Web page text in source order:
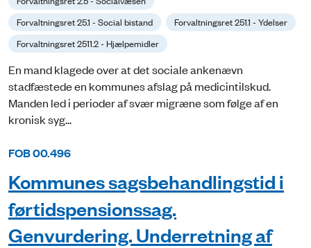
Forvaltningsret 25.1 - Social bistand
Forvaltningsret 251.1 - Ydelser
Forvaltningsret 2511.2 - Hjælpemidler
En mand klagede over at det sociale ankenævn
stadfæstede en kommunes afslag på medicintilskud.
Manden led i perioder af svær migræne som følge af en
kronisk syg...
FOB 00.496
Kommunes sagsbehandlingstid i
førtidspensionssag.
Genvurdering. Underretning af